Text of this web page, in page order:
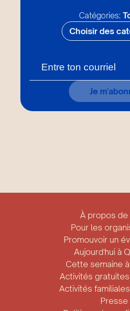
Catégories:
Choisir des
Je
À propos de
Pour les
Promouvoir un
Aujourd'hui à
Cette semaine
Activités
Activités
Presse